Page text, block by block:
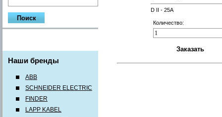
Наши бренды
ABB
SCHNEIDER ELECTRIC
FINDER
LAPP KABEL
D II - 25A
Количество: